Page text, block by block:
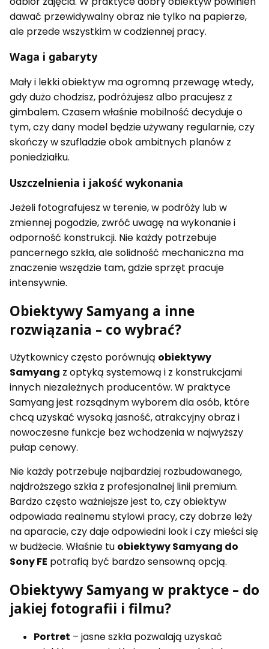
dawać przewidywalny obraz nie tylko na papierze,
ale przede wszystkim w codziennej pracy.
Waga i gabaryty
Mały i lekki obiektyw ma ogromną przewagę wtedy,
gdy dużo chodzisz, podróżujesz albo pracujesz z
gimbalem. Czasem właśnie mobilność decyduje o
tym, czy dany model będzie używany regularnie, czy
skończy w szufladzie obok ambitnych planów z
poniedziałku.
Uszczelnienia i jakość wykonania
Jeżeli fotografujesz w terenie, w podróży lub w
zmiennej pogodzie, zwróć uwagę na wykonanie i
odporność konstrukcji. Nie każdy potrzebuje
pancernego szkła, ale solidność mechaniczna ma
znaczenie wszędzie tam, gdzie sprzęt pracuje
intensywnie.
Obiektywy Samyang a inne
rozwiązania – co wybrać?
Użytkownicy często porównują obiektywy
Samyang z optyką systemową i z konstrukcjami
innych niezależnych producentów. W praktyce
Samyang jest rozsądnym wyborem dla osób, które
chcą uzyskać wysoką jasność, atrakcyjny obraz i
nowoczesne funkcje bez wchodzenia w najwyższy
pułap cenowy.
Nie każdy potrzebuje najbardziej rozbudowanego,
najdroższego szkła z profesjonalnej linii premium.
Bardzo często ważniejsze jest to, czy obiektyw
odpowiada realnemu stylowi pracy, czy dobrze leży
na aparacie, czy daje odpowiedni look i czy mieści się
w budżecie. Właśnie tu obiektywy Samyang do
Sony FE potrafią być bardzo sensowną opcją.
Obiektywy Samyang w praktyce – do
jakiej fotografii i filmu?
Portret – jasne szkła pozwalają uzyskać